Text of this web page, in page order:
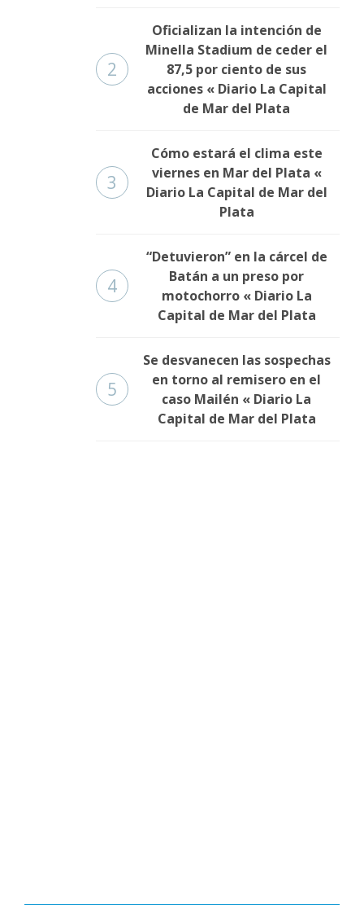
2
Oficializan la intención de
Minella Stadium de ceder el
87,5 por ciento de sus
acciones « Diario La Capital
de Mar del Plata
3
Cómo estará el clima este
viernes en Mar del Plata «
Diario La Capital de Mar del
Plata
4
“Detuvieron” en la cárcel de
Batán a un preso por
motochorro « Diario La
Capital de Mar del Plata
5
Se desvanecen las sospechas
en torno al remisero en el
caso Mailén « Diario La
Capital de Mar del Plata